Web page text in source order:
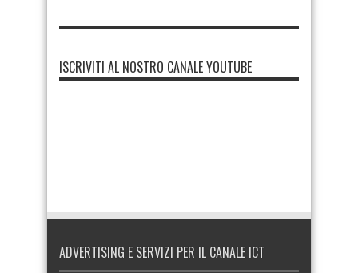
ISCRIVITI AL NOSTRO CANALE YOUTUBE
ADVERTISING E SERVIZI PER IL CANALE ICT